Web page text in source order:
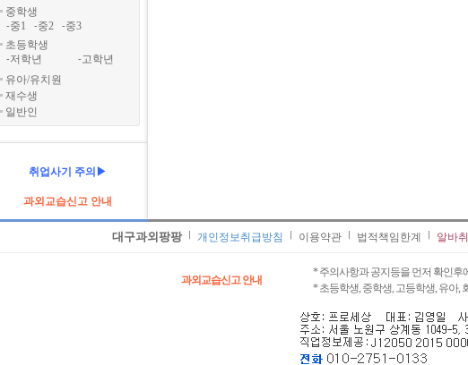
중학생
-중1 -중2 -중3
초등학생
-저학년 -고학년
유아/유치원
재수생
일반인
취업사기 주의▶
과외교습신고 안내
대구과외팡팡 개인정보취급방침 이용약관 법적책임한계 알바
과외교습신고 안내
* 주의사항과 공지등을 먼저 확인후
* 초등학생, 중학생, 고등학생, 유아,